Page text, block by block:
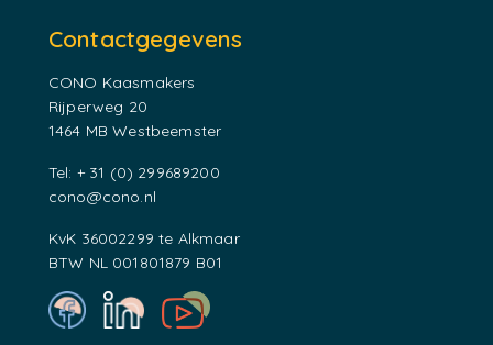
Contactgegevens
CONO Kaasmakers
Rijperweg 20
1464 MB Westbeemster
Tel: + 31 (0) 299689200
cono@cono.nl
KvK 36002299 te Alkmaar
BTW NL 001801879 B01